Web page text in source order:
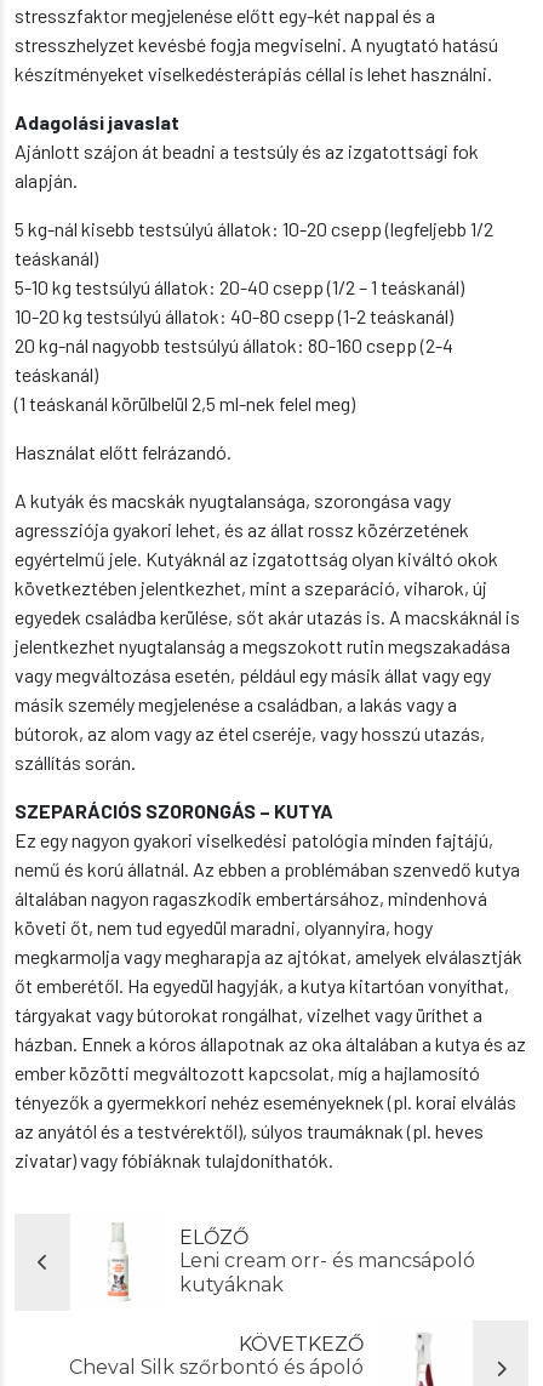
stresszfaktor megjelenése előtt egy-két nappal és a
stresszhelyzet kevésbé fogja megviselni. A nyugtató hatású
készítményeket viselkedésterápiás céllal is lehet használni.
Adagolási javaslat
Ajánlott szájon át beadni a testsúly és az izgatottsági fok
alapján.
5 kg-nál kisebb testsúlyú állatok: 10-20 csepp (legfeljebb 1/2
teáskanál)
5-10 kg testsúlyú állatok: 20-40 csepp (1/2 – 1 teáskanál)
10-20 kg testsúlyú állatok: 40-80 csepp (1-2 teáskanál)
20 kg-nál nagyobb testsúlyú állatok: 80-160 csepp (2-4
teáskanál)
(1 teáskanál körülbelül 2,5 ml-nek felel meg)
Használat előtt felrázandó.
A kutyák és macskák nyugtalansága, szorongása vagy
agressziója gyakori lehet, és az állat rossz közérzetének
egyértelmű jele. Kutyáknál az izgatottság olyan kiváltó okok
következtében jelentkezhet, mint a szeparáció, viharok, új
egyedek családba kerülése, sőt akár utazás is. A macskáknál is
jelentkezhet nyugtalanság a megszokott rutin megszakadása
vagy megváltozása esetén, például egy másik állat vagy egy
másik személy megjelenése a családban, a lakás vagy a
bútorok, az alom vagy az étel cseréje, vagy hosszú utazás,
szállítás során.
SZEPARÁCIÓS SZORONGÁS – KUTYA
Ez egy nagyon gyakori viselkedési patológia minden fajtájú,
nemű és korú állatnál. Az ebben a problémában szenvedő kutya
általában nagyon ragaszkodik embertársához, mindenhová
követi őt, nem tud egyedül maradni, olyannyira, hogy
megkarmolja vagy megharapja az ajtókat, amelyek elválasztják
őt emberétől. Ha egyedül hagyják, a kutya kitartóan vonyíthat,
tárgyakat vagy bútorokat rongálhat, vizelhet vagy üríthet a
házban. Ennek a kóros állapotnak az oka általában a kutya és az
ember közötti megváltozott kapcsolat, míg a hajlamosító
tényezők a gyermekkori nehéz eseményeknek (pl. korai elválás
az anyától és a testvérektől), súlyos traumáknak (pl. heves
zivatar) vagy fóbiáknak tulajdoníthatók.
ELŐZŐ
Leni cream orr- és mancsápoló
kutyáknak
KÖVETKEZŐ
Cheval Silk szőrbontó és ápoló